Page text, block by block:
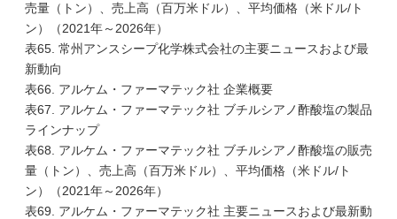
売量（トン）、売上高（百万米ドル）、平均価格（米ドル/ト
ン）（2021年～2026年）
表65. 常州アンスシープ化学株式会社の主要ニュースおよび最
新動向
表66. アルケム・ファーマテック社 企業概要
表67. アルケム・ファーマテック社 ブチルシアノ酢酸塩の製品
ラインナップ
表68. アルケム・ファーマテック社 ブチルシアノ酢酸塩の販売
量（トン）、売上高（百万米ドル）、平均価格（米ドル/ト
ン）（2021年～2026年）
表69. アルケム・ファーマテック社 主要ニュースおよび最新動